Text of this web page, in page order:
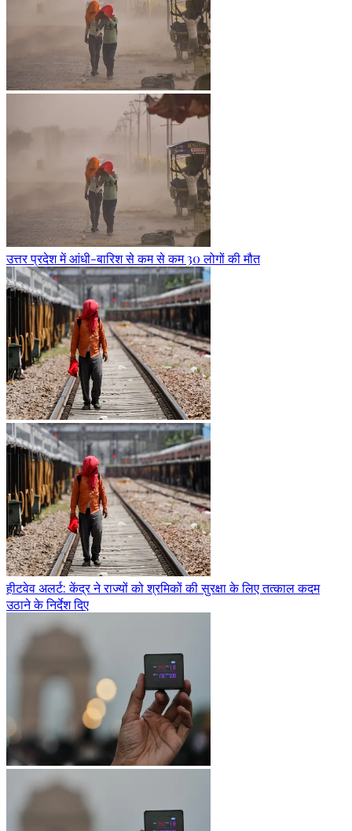
उत्तर प्रदेश में आंधी-बारिश से कम से कम 30 लोगों की मौत
हीटवेव अलर्ट: केंद्र ने राज्यों को श्रमिकों की सुरक्षा के लिए तत्काल कदम
उठाने के निर्देश दिए